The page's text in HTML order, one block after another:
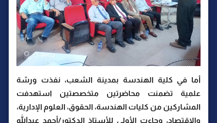
أما في كلية الهندسة بمدينة الشعب، نفذت ورشة
علمية تضمنت محاضرتين متخصصتين استهدفت
المشاركين من كليات الهندسة، الحقوق، العلوم الإدارية،
والاقتصاد، وجاءت الأولى للأستاذ الدكتور/أحمد عبدالله